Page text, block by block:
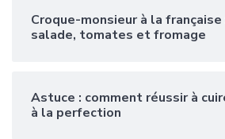
Croque-monsieur à la française
salade, tomates et fromage
Astuce : comment réussir à
à la perfection